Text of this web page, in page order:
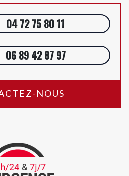
04 72 75 80 11
06 89 42 87 97
NOUS